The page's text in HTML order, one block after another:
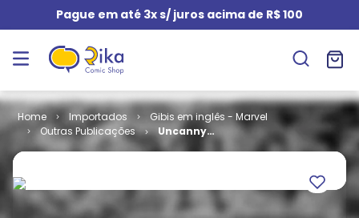
Pague em até 3x s/ juros acima de R$ 100
Importados
Gibis em inglês - Marvel
Outras Publicações
Uncanny
Inhumans #